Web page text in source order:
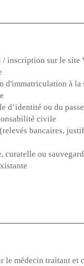
/ inscription sur le site
d'immatriculation à la
d’identité ou du
civile
bancaires,
curatelle ou
le médecin traitant et